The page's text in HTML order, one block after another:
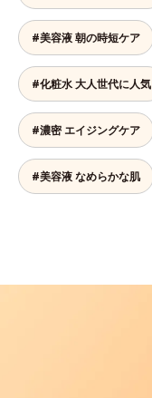
#美容液 朝の時短ケア
#化粧水 大人世代に人気
#濃密 エイジングケア
#美容液 なめらかな肌